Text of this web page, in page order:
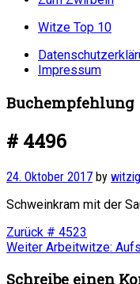
Witze Top 10
Impressum
Buchempfehlung
# 4496
24. Oktober 2017 by witzig
Schweinkram mit der
Zurück Vorheriger
Beitrag:
# 4523
Weiter Nächster
Arbeitwitze:
Schreibe einen